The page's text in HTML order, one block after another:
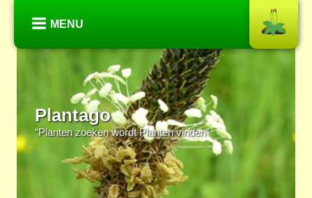
MENU
Plantago
“Planten zoeken wordt Planten vinden”